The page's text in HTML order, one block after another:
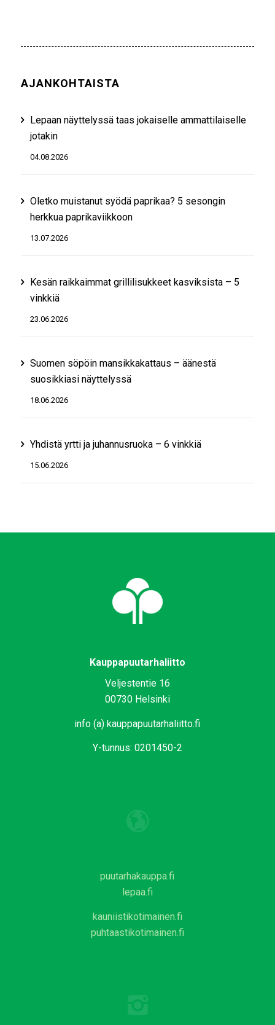
AJANKOHTAISTA
Lepaan näyttelyssä taas jokaiselle ammattilaiselle
jotakin
04.08.2026
Oletko muistanut syödä paprikaa? 5 sesongin
herkkua paprikaviikkoon
13.07.2026
Kesän raikkaimmat grillilisukkeet kasviksista – 5
vinkkiä
23.06.2026
Suomen söpöin mansikkakattaus – äänestä
suosikkiasi näyttelyssä
18.06.2026
Yhdistä yrtti ja juhannusruoka – 6 vinkkiä
15.06.2026
Kauppapuutarhaliitto
Veljestentie 16
00730 Helsinki
info (a) kauppapuutarhaliitto.fi
Y-tunnus: 0201450-2
puutarhakauppa.fi
lepaa.fi
kauniistikotimainen.fi
puhtaastikotimainen.fi